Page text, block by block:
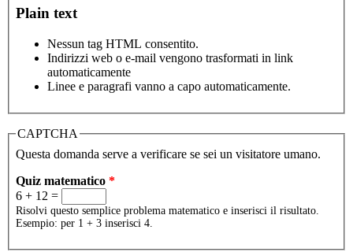
Plain text
Nessun tag HTML consentito.
Indirizzi web o e-mail vengono trasformati in link
automaticamente
Linee e paragrafi vanno a capo automaticamente.
CAPTCHA
Questa domanda serve a verificare se sei un visitatore umano.
Quiz matematico *
6 + 12 =
Risolvi questo semplice problema matematico e inserisci il risultato.
Esempio: per 1 + 3 inserisci 4.